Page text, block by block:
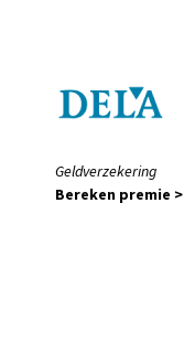
Geldverzekering
Bereken premie >